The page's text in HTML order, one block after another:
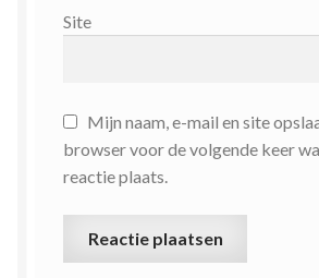
Site
Mijn naam, e-mail en site
browser voor de volgende keer
reactie plaats.